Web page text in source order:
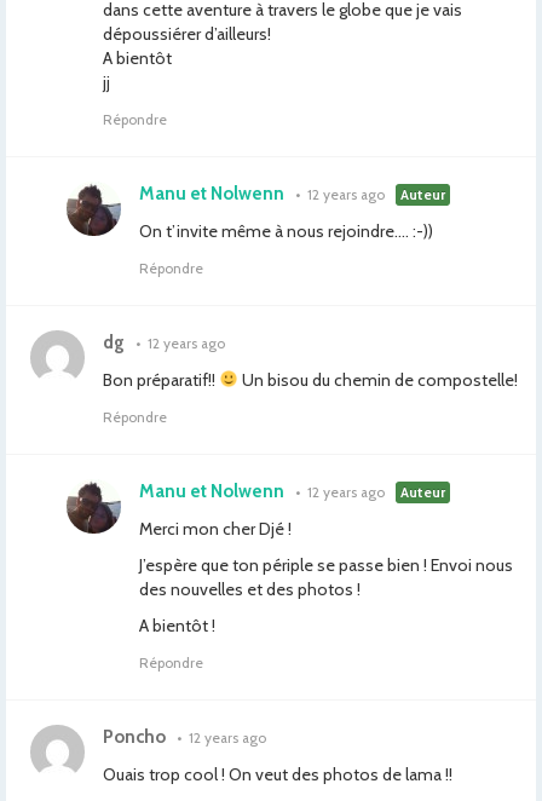
dans cette aventure à travers le globe que je vais
dépoussiérer d’ailleurs!
A bientôt
jj
Répondre
Manu et Nolwenn • 12 years ago Auteur
On t’invite même à nous rejoindre…. :-))
Répondre
dg • 12 years ago
Bon préparatif!! Un bisou du chemin de compostelle!
Répondre
Manu et Nolwenn • 12 years ago Auteur
Merci mon cher Djé !
J’espère que ton périple se passe bien ! Envoi nous
des nouvelles et des photos !
A bientôt !
Répondre
Poncho • 12 years ago
Ouais trop cool ! On veut des photos de lama !!